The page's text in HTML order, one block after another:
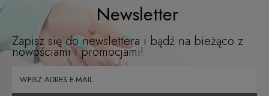
Newsletter
Zapisz się do newslettera i bądź na bieżąco z
nowościami i promocjami!